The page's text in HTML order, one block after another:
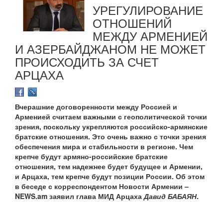
УРЕГУЛИРОВАНИЕ
ОТНОШЕНИЙ
МЕЖДУ АРМЕНИЕЙ
И АЗЕРБАЙДЖАНОМ НЕ МОЖЕТ
ПРОИСХОДИТЬ ЗА СЧЕТ
АРЦАХА
Вчерашние договоренности между Россией и
Арменией считаем важными с геополитической точки
зрения, поскольку укрепляются российско-армянские
братские отношения. Это очень важно с точки зрения
обеспечения мира и стабильности в регионе. Чем
крепче будут армяно-российские братские
отношения, тем надежнее будет будущее и Армении,
и Арцаха, тем крепче будут позиции России. Об этом
в беседе с корреспондентом Новости Армении –
NEWS.am заявил глава МИД АрцахаДавид БАБАЯН.